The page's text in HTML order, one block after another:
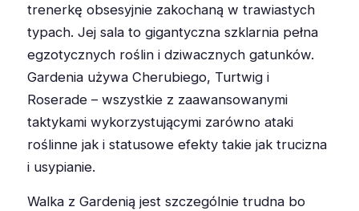
trenerkę obsesyjnie zakochaną w trawiastych
typach. Jej sala to gigantyczna szklarnia pełna
egzotycznych roślin i dziwacznych gatunków.
Gardenia używa Cherubiego, Turtwig i
Roserade – wszystkie z zaawansowanymi
taktykami wykorzystującymi zarówno ataki
roślinne jak i statusowe efekty takie jak trucizna
i usypianie.
Walka z Gardenią jest szczególnie trudna bo